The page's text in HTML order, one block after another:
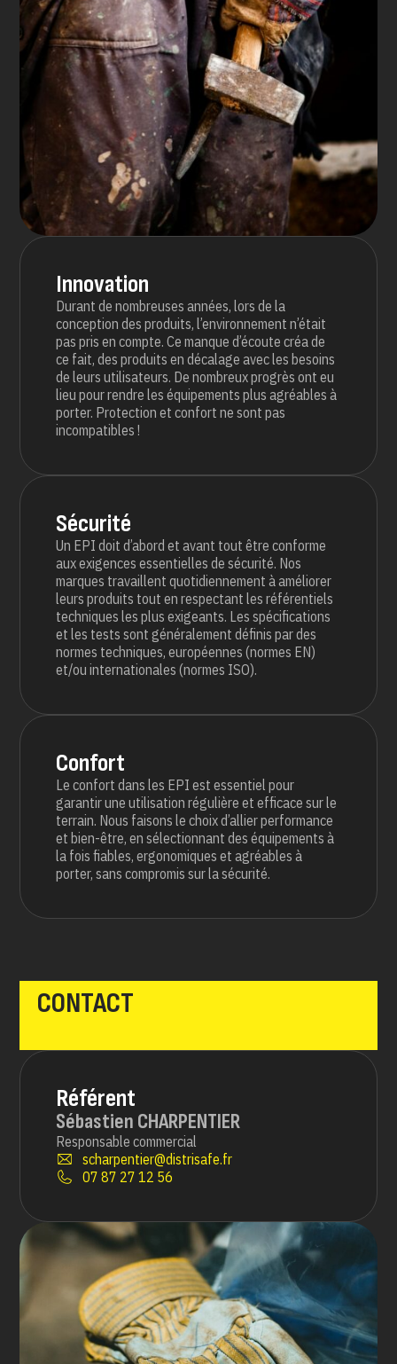
Innovation
Durant de nombreuses années, lors de la
conception des produits, l’environnement n’était
pas pris en compte. Ce manque d’écoute créa de
ce fait, des produits en décalage avec les besoins
de leurs utilisateurs. De nombreux progrès ont eu
lieu pour rendre les équipements plus agréables à
porter. Protection et confort ne sont pas
incompatibles !
Sécurité
Un EPI doit d’abord et avant tout être conforme
aux exigences essentielles de sécurité. Nos
marques travaillent quotidiennement à améliorer
leurs produits tout en respectant les référentiels
techniques les plus exigeants. Les spécifications
et les tests sont généralement définis par des
normes techniques, européennes (normes EN)
et/ou internationales (normes ISO).
Confort
Le confort dans les EPI est essentiel pour
garantir une utilisation régulière et efficace sur le
terrain. Nous faisons le choix d’allier performance
et bien-être, en sélectionnant des équipements à
la fois fiables, ergonomiques et agréables à
porter, sans compromis sur la sécurité.
CONTACT
Référent
Sébastien CHARPENTIER
Responsable commercial
scharpentier@distrisafe.fr
07 87 27 12 56